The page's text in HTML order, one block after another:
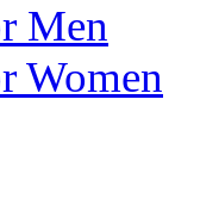
Men
Women